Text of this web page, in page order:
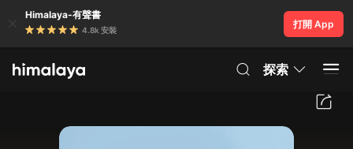
Himalaya-有聲書
4.8k 安裝
打開 App
探索